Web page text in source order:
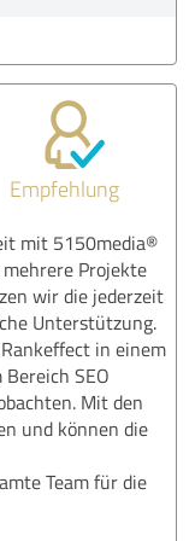
Empfehlung
mit 5150media®
Projekte
wir die jederzeit
Unterstützung.
in einem
SEO
Mit den
und können die
Team für die